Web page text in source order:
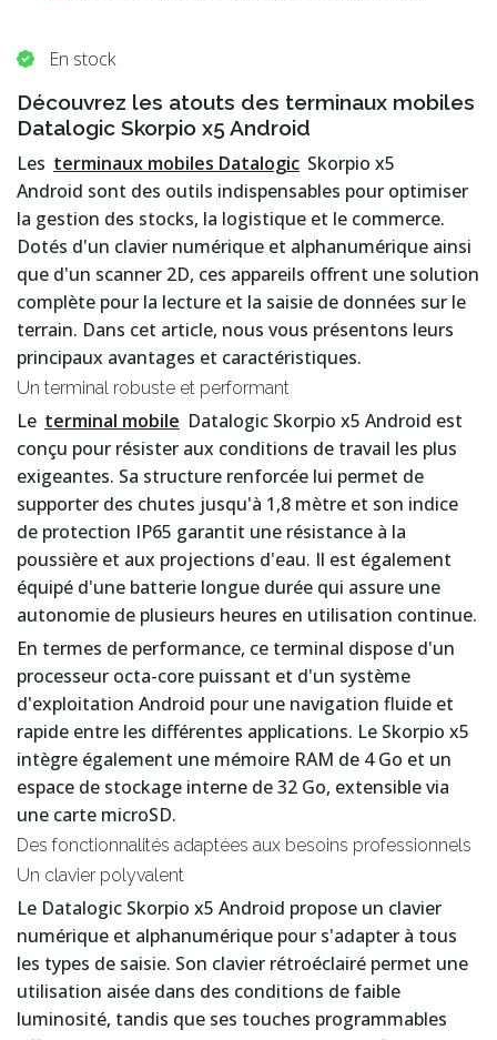
En stock
Découvrez les atouts des terminaux mobiles
Datalogic Skorpio x5 Android
Les terminaux mobiles Datalogic Skorpio x5
Android sont des outils indispensables pour optimiser
la gestion des stocks, la logistique et le commerce.
Dotés d'un clavier numérique et alphanumérique ainsi
que d'un scanner 2D, ces appareils offrent une solution
complète pour la lecture et la saisie de données sur le
terrain. Dans cet article, nous vous présentons leurs
principaux avantages et caractéristiques.
Un terminal robuste et performant
Le terminal mobile Datalogic Skorpio x5 Android est
conçu pour résister aux conditions de travail les plus
exigeantes. Sa structure renforcée lui permet de
supporter des chutes jusqu'à 1,8 mètre et son indice
de protection IP65 garantit une résistance à la
poussière et aux projections d'eau. Il est également
équipé d'une batterie longue durée qui assure une
autonomie de plusieurs heures en utilisation continue.
En termes de performance, ce terminal dispose d'un
processeur octa-core puissant et d'un système
d'exploitation Android pour une navigation fluide et
rapide entre les différentes applications. Le Skorpio x5
intègre également une mémoire RAM de 4 Go et un
espace de stockage interne de 32 Go, extensible via
une carte microSD.
Des fonctionnalités adaptées aux besoins professionnels
Un clavier polyvalent
Le Datalogic Skorpio x5 Android propose un clavier
numérique et alphanumérique pour s'adapter à tous
les types de saisie. Son clavier rétroéclairé permet une
utilisation aisée dans des conditions de faible
luminosité, tandis que ses touches programmables